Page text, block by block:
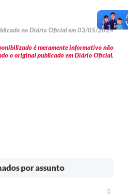
no Diário Oficial em 03/05/2024
é meramente informativo não
o original publicado em Diário Oficial.
por assunto